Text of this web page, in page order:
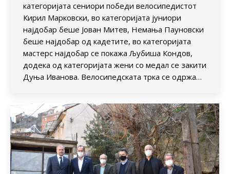
категоријата сениори победи велосипедистот
Кирил Марковски, во категоријата јуниори
најдобар беше Јован Митев, Немања Пауновски
беше најдобар од кадетите, во категоријата
мастерс најдобар се покажа Љубиша Кондов,
додека од категоријата жени со медал се закити
Дуња Иванова. Велосипедската трка се одржа…